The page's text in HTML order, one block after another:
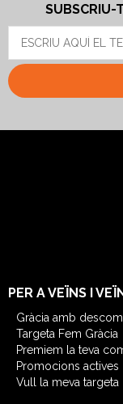
SUBSCRIU-
PER A VEÏNS I
Gràcia amb
Targeta Fem Gràcia
Premiem la teva
Promocions actives
Vull la meva targeta